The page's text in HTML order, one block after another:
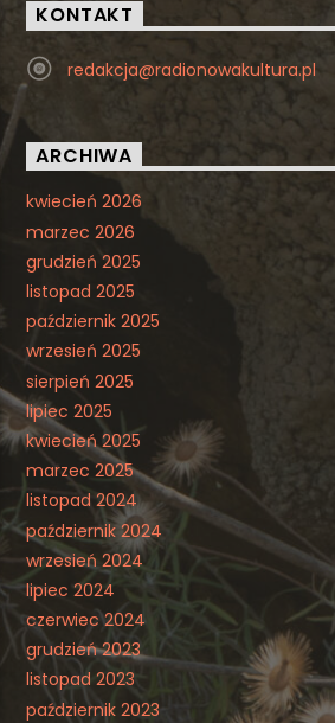
KONTAKT
redakcja@radionowakultura.pl
ARCHIWA
kwiecień 2026
marzec 2026
grudzień 2025
listopad 2025
październik 2025
wrzesień 2025
sierpień 2025
lipiec 2025
kwiecień 2025
marzec 2025
listopad 2024
październik 2024
wrzesień 2024
lipiec 2024
czerwiec 2024
grudzień 2023
listopad 2023
październik 2023